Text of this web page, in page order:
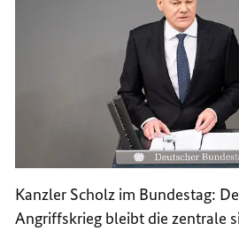
Kanzler Scholz im Bundestag:
Angriffskrieg bleibt die zentrale